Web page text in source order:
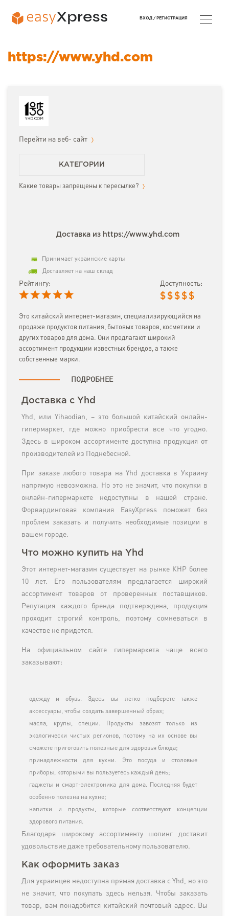
https://www.yhd.com
Перейти на веб- сайт
КАТЕГОРИИ
Какие товары запрещены к пересылке?
Доставка из https://www.yhd.com
Принимает украинские карты
Доставляет на наш склад
Рейтингу: Доступность:
$ $ $ $ $
Это китайский интернет-магазин, специализирующийся на
продаже продуктов питания, бытовых товаров, косметики и
других товаров для дома. Они предлагают широкий
ассортимент продукции известных брендов, а также
собственные марки.
ПОДРОБНЕЕ
Доставка с Yhd
Yhd, или Yihaodian, – это большой китайский онлайн-
гипермаркет, где можно приобрести все что угодно.
Здесь в широком ассортименте доступна продукция от
производителей из Поднебесной.
При заказе любого товара на Yhd доставка в Украину
напрямую невозможна. Но это не значит, что покупки в
онлайн-гипермаркете недоступны в нашей стране.
Форвардинговая компания EasyXpress поможет без
проблем заказать и получить необходимые позиции в
вашем городе.
Что можно купить на Yhd
Этот интернет-магазин существует на рынке КНР более
10 лет. Его пользователям предлагается широкий
ассортимент товаров от проверенных поставщиков.
Репутация каждого бренда подтверждена, продукция
проходит строгий контроль, поэтому сомневаться в
качестве не придется.
На официальном сайте гипермаркета чаще всего
заказывают:
одежду и обувь. Здесь вы легко подберете также
аксессуары, чтобы создать завершенный образ;
масла, крупы, специи. Продукты завозят только из
экологически чистых регионов, поэтому на их основе вы
сможете приготовить полезные для здоровья блюда;
принадлежности для кухни. Это посуда и столовые
приборы, которыми вы пользуетесь каждый день;
гаджеты и смарт-электроника для дома. Последняя будет
особенно полезна на кухне;
напитки и продукты, которые соответствуют концепции
здорового питания.
Благодаря широкому ассортименту шопинг доставит
удовольствие даже требовательному пользователю.
Как оформить заказ
Для украинцев недоступна прямая доставка с Yhd, но это
не значит, что покупать здесь нельзя. Чтобы заказать
товар, вам понадобится китайский почтовый адрес. Вы
ВХОД / РЕГИСТРАЦИЯ